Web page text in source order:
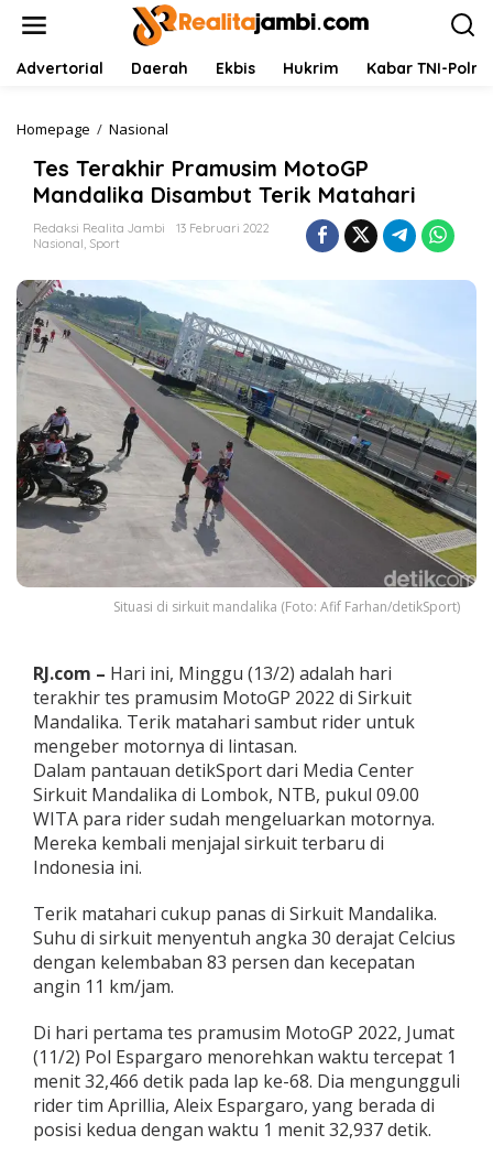
Advertorial Daerah Ekbis Hukrim Kabar TNI-Polri
Homepage / Nasional
s
T
e
r
P
r
a
s
M
o
o
G
P
d
a
l
i
k
a
D
i
s
u
t
T
e
k
M
a
h
Tes Terakhir Pramusim MotoGP
Mandalika Disambut Terik Matahari
Redaksi Realita Jambi
13 Februari 2022
Nasional, Sport
Situasi di sirkuit mandalika (Foto: Afif Farhan/detikSport)
RJ.com – Hari ini, Minggu (13/2) adalah hari
terakhir tes pramusim MotoGP 2022 di Sirkuit
Mandalika. Terik matahari sambut rider untuk
mengeber motornya di lintasan.
Dalam pantauan detikSport dari Media Center
Sirkuit Mandalika di Lombok, NTB, pukul 09.00
WITA para rider sudah mengeluarkan motornya.
Mereka kembali menjajal sirkuit terbaru di
Indonesia ini.
Terik matahari cukup panas di Sirkuit Mandalika.
Suhu di sirkuit menyentuh angka 30 derajat Celcius
dengan kelembaban 83 persen dan kecepatan
angin 11 km/jam.
Di hari pertama tes pramusim MotoGP 2022, Jumat
(11/2) Pol Espargaro menorehkan waktu tercepat 1
menit 32,466 detik pada lap ke-68. Dia mengungguli
rider tim Aprillia, Aleix Espargaro, yang berada di
posisi kedua dengan waktu 1 menit 32,937 detik.